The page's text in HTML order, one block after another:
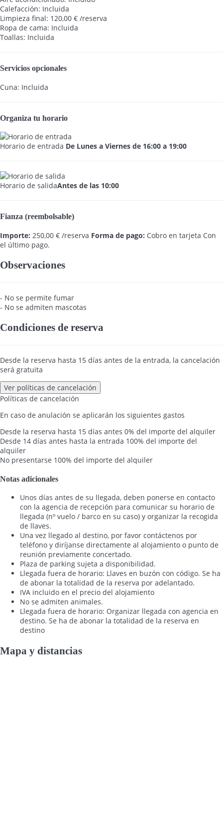
Calefacción: Incluida
Limpieza final: 120,00 € /reserva
Ropa de cama: Incluida
Toallas: Incluida
Servicios opcionales
Cuna: Incluida
Organiza tu horario
Horario de entrada De Lunes a Viernes de 16:00 a 19:00
Horario de salidaAntes de las 10:00
Fianza (reembolsable)
Importe: 250,00 € /reserva Forma de pago: Cobro en tarjeta Con
el último pago.
Observaciones
- No se permite fumar
- No se admiten mascotas
Condiciones de reserva
Desde la reserva hasta 15 días antes de la entrada, la cancelación
será gratuita
Ver políticas de cancelación
Políticas de cancelación
En caso de anulación se aplicarán los siguientes gastos
Desde la reserva hasta 15 días antes 0% del importe del alquiler
Desde 14 días antes hasta la entrada 100% del importe del
alquiler
No presentarse 100% del importe del alquiler
Notas adicionales
Unos días antes de su llegada, deben ponerse en contacto
con la agencia de recepción para comunicar su horario de
llegada (nº vuelo / barco en su caso) y organizar la recogida
de llaves.
Una vez llegado al destino, por favor contáctenos por
teléfono y diríjanse directamente al alojamiento o punto de
reunión previamente concertado.
Plaza de parking sujeta a disponibilidad.
Llegada fuera de horario: Llaves en buzón con código. Se ha
de abonar la totalidad de la reserva por adelantado.
IVA incluido en el precio del alojamiento
No se admiten animales.
Llegada fuera de horario: Organizar llegada con agencia en
destino. Se ha de abonar la totalidad de la reserva en
destino
Mapa y distancias